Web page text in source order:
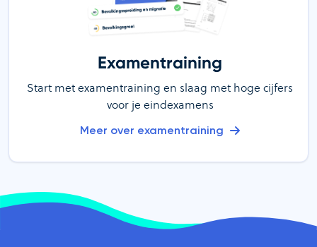
Examentraining
Start met examentraining en slaag met hoge cijfers
voor je eindexamens
Meer over examentraining